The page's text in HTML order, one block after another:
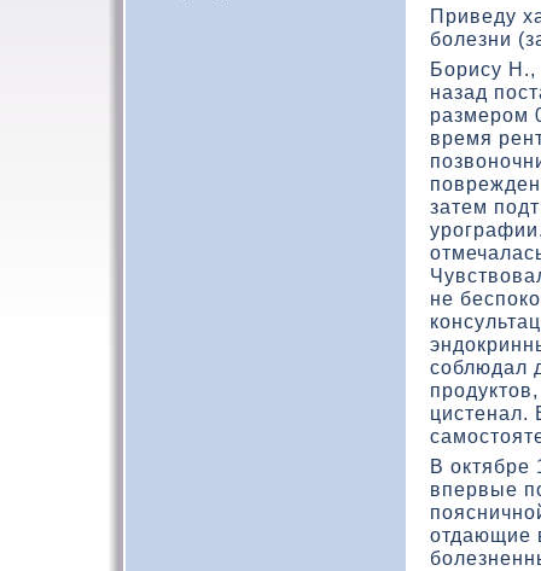
Приведу
болезни
Борису
назад
размером
время
затем
не
соблюдал
цистенал.
В октябре
впервые
отдающие